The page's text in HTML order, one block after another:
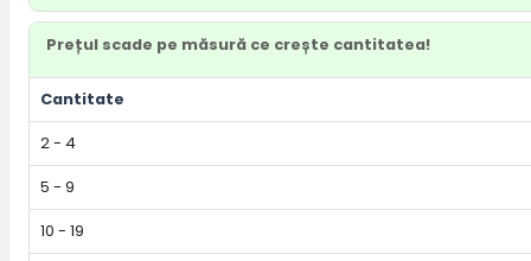
Prețul scade pe măsură ce crește cantitatea!
Cantitate
2 - 4
5 - 9
10 - 19